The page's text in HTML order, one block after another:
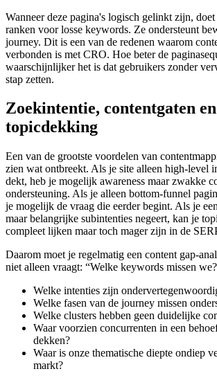
Wanneer deze pagina's logisch gelinkt zijn, doet
ranken voor losse keywords. Ze ondersteunt
journey. Dit is een van de redenen waarom
verbonden is met CRO. Hoe beter de
waarschijnlijker het is dat gebruikers zonder
stap zetten.
Zoekintentie, contentgaten en
topicdekking
Een van de grootste voordelen van
zien wat ontbreekt. Als je site alleen high-level
dekt, heb je mogelijk awareness maar zwakke
ondersteuning. Als je alleen bottom-funnel
je mogelijk de vraag die eerder begint. Als je
maar belangrijke subintenties negeert, kan je
compleet lijken maar toch mager zijn in de
Daarom moet je regelmatig een content gap-
niet alleen vraagt: “Welke keywords missen
Welke intenties zijn
Welke fasen van de journey missen
Welke clusters hebben geen duidelijke
Waar voorzien concurrenten in een
dekken?
Waar is onze thematische diepte ondiep
markt?